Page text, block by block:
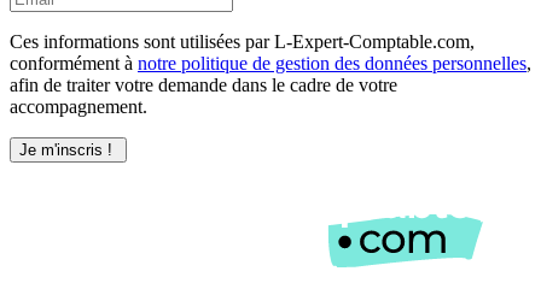
Ces informations sont utilisées par L-Expert-Comptable.com,
conformément à notre politique de gestion des données personnelles,
afin de traiter votre demande dans le cadre de votre
accompagnement.